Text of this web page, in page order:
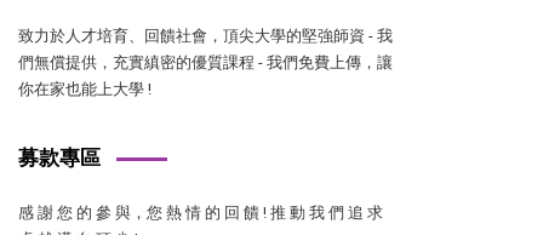
致力於人才培育、回饋社會，頂尖大學的堅強師資 - 我
們無償提供，充實縝密的優質課程 - 我們免費上傳，讓
你在家也能上大學 !
募款專區
感 謝 您 的 參 與，您 熱 情 的 回 饋 ! 推 動 我 們 追 求